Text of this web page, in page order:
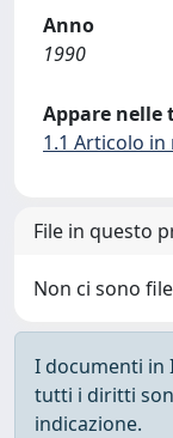
Anno
1990
Appare nelle
1.1 Articolo in
File in questo
Non ci sono
I documenti in
tutti i diritti
indicazione.